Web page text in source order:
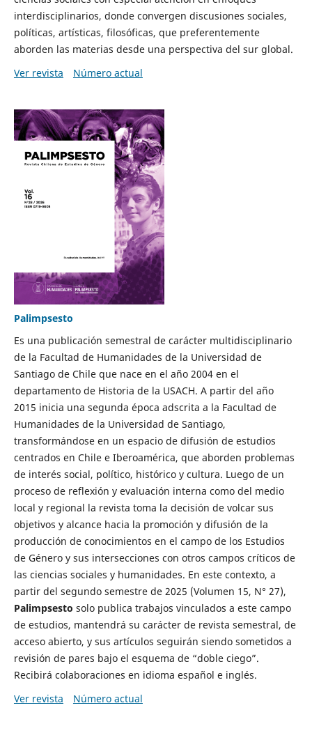
interdisciplinarios, donde convergen discusiones sociales,
políticas, artísticas, filosóficas, que preferentemente
aborden las materias desde una perspectiva del sur global.
Ver revista
Número actual
Palimpsesto
Es una publicación semestral de carácter multidisciplinario
de la Facultad de Humanidades de la Universidad de
Santiago de Chile que nace en el año 2004 en el
departamento de Historia de la USACH. A partir del año
2015 inicia una segunda época adscrita a la Facultad de
Humanidades de la Universidad de Santiago,
transformándose en un espacio de difusión de estudios
centrados en Chile e Iberoamérica, que aborden problemas
de interés social, político, histórico y cultura. Luego de un
proceso de reflexión y evaluación interna como del medio
local y regional la revista toma la decisión de volcar sus
objetivos y alcance hacia la promoción y difusión de la
producción de conocimientos en el campo de los Estudios
de Género y sus intersecciones con otros campos críticos de
las ciencias sociales y humanidades. En este contexto, a
partir del segundo semestre de 2025 (Volumen 15, N° 27),
Palimpsesto solo publica trabajos vinculados a este campo
de estudios, mantendrá su carácter de revista semestral, de
acceso abierto, y sus artículos seguirán siendo sometidos a
revisión de pares bajo el esquema de “doble ciego”.
Recibirá colaboraciones en idioma español e inglés.
Ver revista
Número actual